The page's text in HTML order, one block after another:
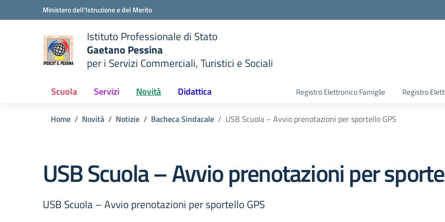
Vai ai contenuti
Vai al menu di navigazioneMinistero dell'Istruzione e del Merito
Istituto Professionale di Stato
Gaetano Pessina
per i Servizi Commerciali, Turistici e Sociali
Scuola Servizi Novità Didattica Registro Elettronico Famiglie Registro
Home Novità Notizie Bacheca Sindacale USB Scuola – Avvio prenotazioni per sportello GPS
USB Scuola – Avvio prenotazioni per
USB Scuola – Avvio prenotazioni per sportello GPS